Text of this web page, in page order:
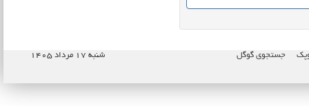
جستجوی گوگل شنبه ۱۷ مرداد ۱۴۰۵